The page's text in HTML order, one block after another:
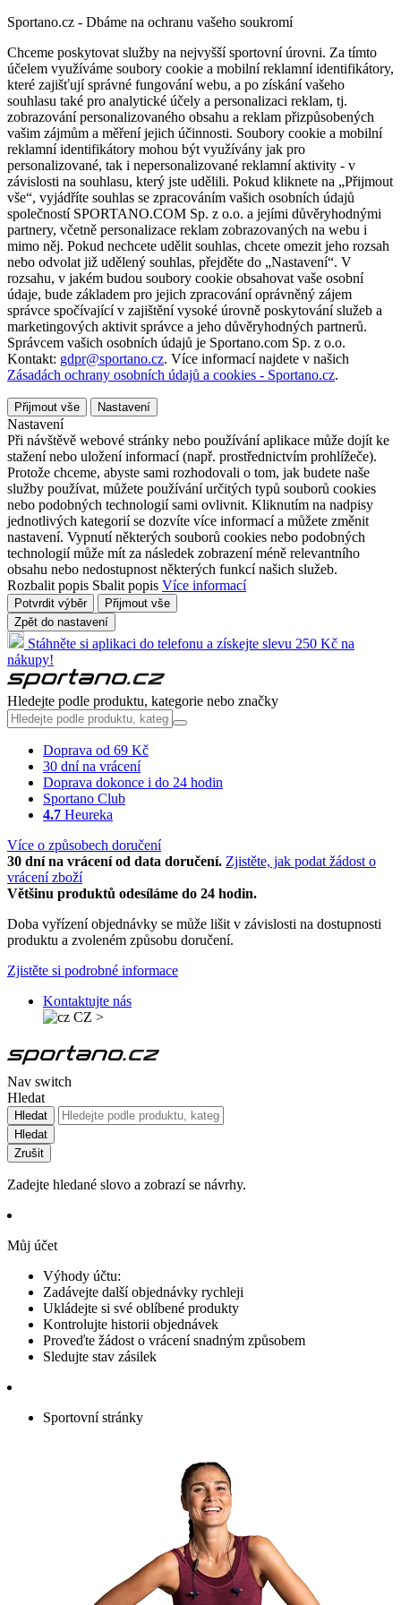
Sportano.cz - Dbáme na ochranu vašeho soukromí
Chceme poskytovat služby na nejvyšší sportovní úrovni. Za tímto
účelem využíváme soubory cookie a mobilní reklamní identifikátory,
které zajišťují správné fungování webu, a po získání vašeho
souhlasu také pro analytické účely a personalizaci reklam, tj.
zobrazování personalizovaného obsahu a reklam přizpůsobených
vašim zájmům a měření jejich účinnosti. Soubory cookie a mobilní
reklamní identifikátory mohou být využívány jak pro
personalizované, tak i nepersonalizované reklamní aktivity - v
závislosti na souhlasu, který jste udělili. Pokud kliknete na „Přijmout
vše“, vyjádříte souhlas se zpracováním vašich osobních údajů
společností SPORTANO.COM Sp. z o.o. a jejími důvěryhodnými
partnery, včetně personalizace reklam zobrazovaných na webu i
mimo něj. Pokud nechcete udělit souhlas, chcete omezit jeho rozsah
nebo odvolat již udělený souhlas, přejděte do „Nastavení“. V
rozsahu, v jakém budou soubory cookie obsahovat vaše osobní
údaje, bude základem pro jejich zpracování oprávněný zájem
správce spočívající v zajištění vysoké úrovně poskytování služeb a
marketingových aktivit správce a jeho důvěryhodných partnerů.
Správcem vašich osobních údajů je Sportano.com Sp. z o.o.
Kontakt: gdpr@sportano.cz. Více informací najdete v našich
Zásadách ochrany osobních údajů a cookies - Sportano.cz.
Přijmout vše Nastavení
Nastavení
Při návštěvě webové stránky nebo používání aplikace může dojít ke
stažení nebo uložení informací (např. prostřednictvím prohlížeče).
Protože chceme, abyste sami rozhodovali o tom, jak budete naše
služby používat, můžete používání určitých typů souborů cookies
nebo podobných technologií sami ovlivnit. Kliknutím na nadpisy
jednotlivých kategorií se dozvíte více informací a můžete změnit
nastavení. Vypnutí některých souborů cookies nebo podobných
technologií může mít za následek zobrazení méně relevantního
obsahu nebo nedostupnost některých funkcí našich služeb.
Rozbalit popis Sbalit popis Více informací
Potvrdit výběr
Přijmout vše
Zpět do nastavení
Stáhněte si aplikaci do telefonu a získejte slevu 250 Kč na
nákupy!
Hledejte podle produktu, kategorie nebo značky
Doprava od 69 Kč
30 dní na vrácení
Doprava dokonce i do 24 hodin
Sportano Club
4.7 Heureka
Více o způsobech doručení
30 dní na vrácení od data doručení. Zjistěte, jak podat žádost o
vrácení zboží
Většinu produktů odesíláme do 24 hodin.
Doba vyřízení objednávky se může lišit v závislosti na dostupnosti
produktu a zvoleném způsobu doručení.
Zjistěte si podrobné informace
Kontaktujte nás
CZ >
Nav switch
Hledat
Hledat
Hledat
Zrušit
Zadejte hledané slovo a zobrazí se návrhy.
Můj účet
Výhody účtu:
Zadávejte další objednávky rychleji
Ukládejte si své oblíbené produkty
Kontrolujte historii objednávek
Proveďte žádost o vrácení snadným způsobem
Sledujte stav zásilek
Sportovní stránky